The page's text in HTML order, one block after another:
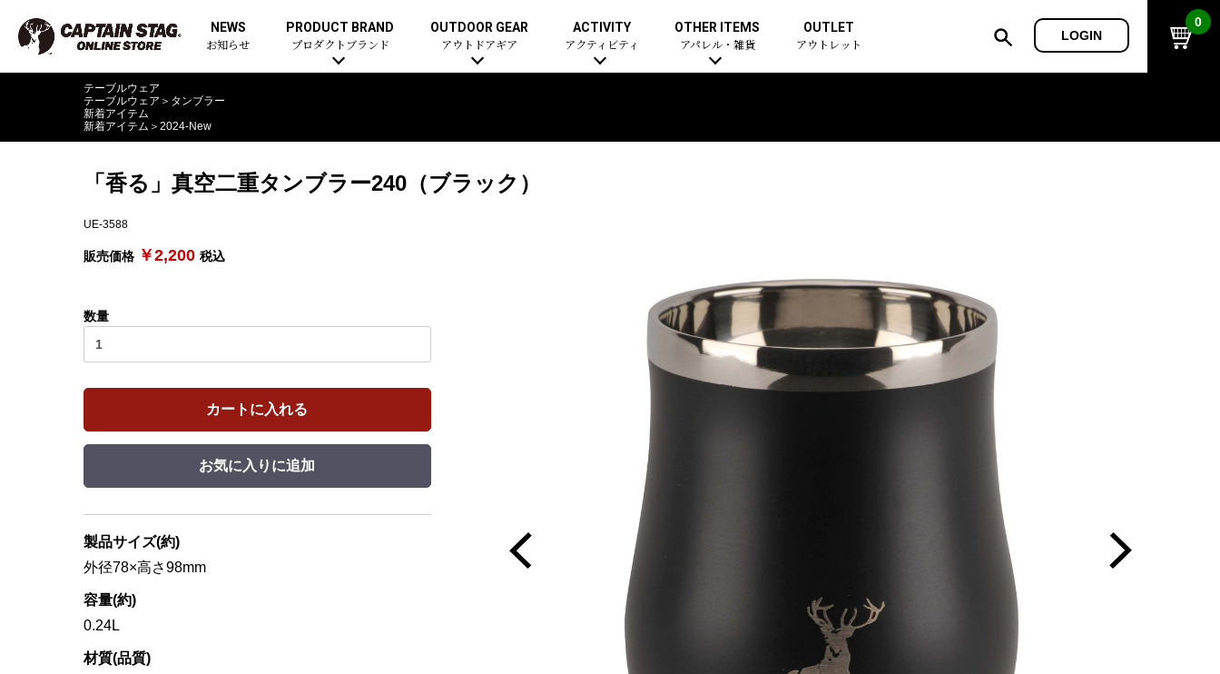
NEWS
お知らせ
PRODUCT BRAND
プロダクトブランド
OUTDOOR GEAR
アウトドアギア
ACTIVITY
アクティビティ
OTHER ITEMS
アパレル・雑貨
OUTLET
アウトレット
LOGIN
0
テーブルウェア
テーブルウェア ＞ タンブラー
新着アイテム
新着アイテム ＞ 2024-New
「香る」真空二重タンブラー240（ブラック）
UE-3588
販売価格 ￥2,200 税込
数量
カートに入れる
お気に入りに追加
製品サイズ(約)
外径78×高さ98mm
容量(約)
0.24L
材質(品質)